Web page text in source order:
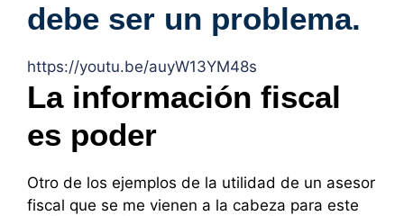
debe ser un problema.
https://youtu.be/auyW13YM48s
La información fiscal
es poder
Otro de los ejemplos de la utilidad de un asesor
fiscal que se me vienen a la cabeza para este